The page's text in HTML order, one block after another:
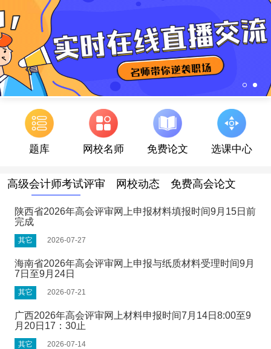
题库 网校名师 免费论文 选课中心
高级会计师考试评审 网校动态 免费高会论文
陕西省2026年高会评审网上申报材料填报时间9月15日前
完成
其它 2026-07-27
海南省2026年高会评审网上申报与纸质材料受理时间9月
7日至9月24日
其它 2026-07-21
广西2026年高会评审网上材料申报时间7月14日8:00至9
月20日17：30止
其它 2026-07-14